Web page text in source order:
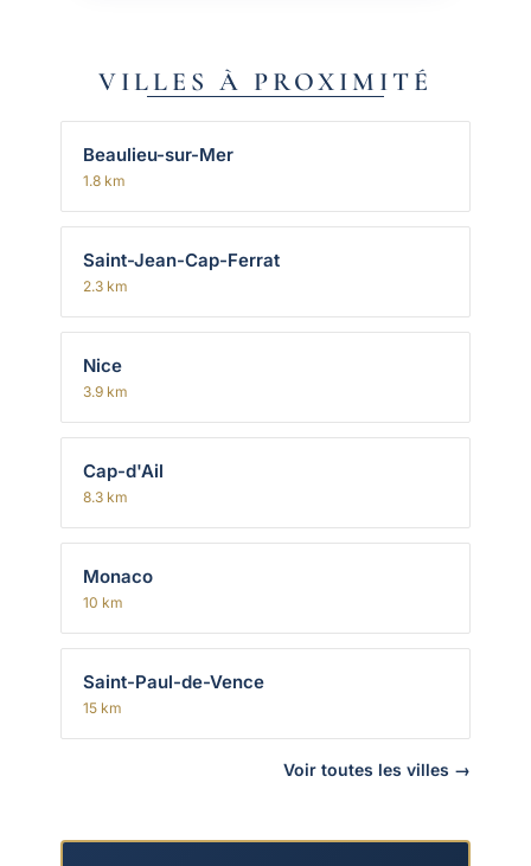
VILLES À PROXIMITÉ
Beaulieu-sur-Mer
1.8 km
Saint-Jean-Cap-Ferrat
2.3 km
Nice
3.9 km
Cap-d'Ail
8.3 km
Monaco
10 km
Saint-Paul-de-Vence
15 km
Voir toutes les villes →